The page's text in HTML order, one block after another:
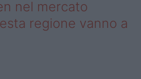
nel mercato
regione vanno a